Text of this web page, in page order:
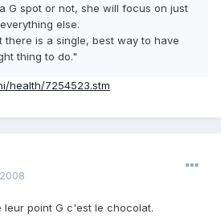
G spot or not, she will focus on just
else.
there is a single, best way to have
thing to do."
health/7254523.stm
leur point G c'est le chocolat.